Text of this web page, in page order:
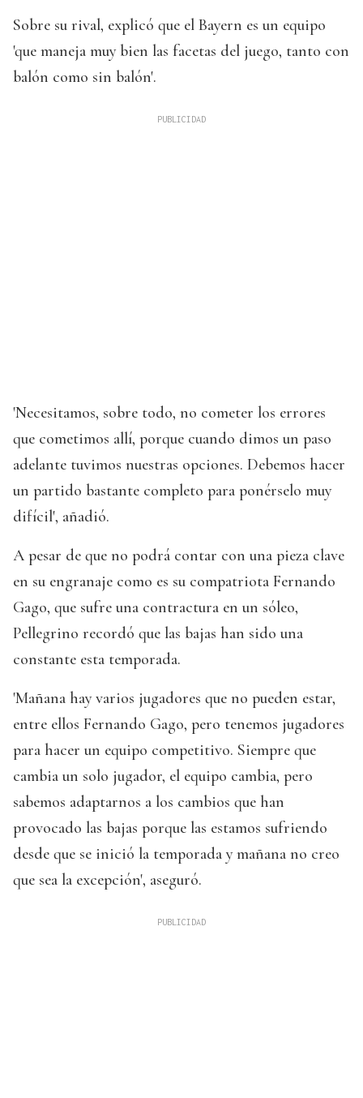
Sobre su rival, explicó que el Bayern es un equipo
'que maneja muy bien las facetas del juego, tanto con
balón como sin balón'.
'Necesitamos, sobre todo, no cometer los errores
que cometimos allí, porque cuando dimos un paso
adelante tuvimos nuestras opciones. Debemos hacer
un partido bastante completo para ponérselo muy
difícil', añadió.
A pesar de que no podrá contar con una pieza clave
en su engranaje como es su compatriota Fernando
Gago, que sufre una contractura en un sóleo,
Pellegrino recordó que las bajas han sido una
constante esta temporada.
'Mañana hay varios jugadores que no pueden estar,
entre ellos Fernando Gago, pero tenemos jugadores
para hacer un equipo competitivo. Siempre que
cambia un solo jugador, el equipo cambia, pero
sabemos adaptarnos a los cambios que han
provocado las bajas porque las estamos sufriendo
desde que se inició la temporada y mañana no creo
que sea la excepción', aseguró.